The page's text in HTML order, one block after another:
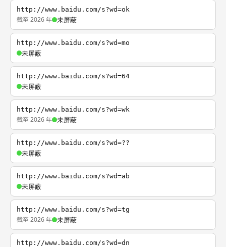
http://www.baidu.com/s?wd=ok
截至 2026 年 未屏蔽
http://www.baidu.com/s?wd=mo
未屏蔽
http://www.baidu.com/s?wd=64
未屏蔽
http://www.baidu.com/s?wd=wk
截至 2026 年 未屏蔽
http://www.baidu.com/s?wd=??
未屏蔽
http://www.baidu.com/s?wd=ab
未屏蔽
http://www.baidu.com/s?wd=tg
截至 2026 年 未屏蔽
http://www.baidu.com/s?wd=dn